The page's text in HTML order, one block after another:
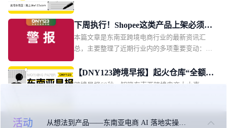
活动 从想法到产品——东南亚电商 AI 落地实操大课
下周执行！Shopee这类产品上架必须双
证；Lazada突增禁运品类；越南强制卖
家主播实名认证
本篇文章是东南亚跨境电商行业的最新资讯汇
总，主要整理了近期行业内的多项重要变动：包
品上架必须提交完整有效资质文件；Lazada 新加
坡站点紧急更新跨境禁运清单。同时涵盖越南自
银行下调菲律宾 2027 年 GDP 增长预期等区域监
【DNY123跨境早报】起火仓库“全额投
保”！物流企业硬气回应；马尼拉拦截4
跨境早报60秒，知晓东南亚跨境电商大小事
关于我们 联系我们 免责申明